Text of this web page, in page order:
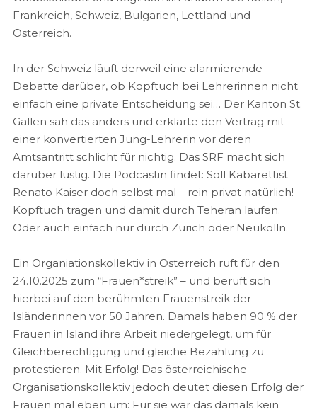
Frankreich, Schweiz, Bulgarien, Lettland und
Österreich.
In der Schweiz läuft derweil eine alarmierende
Debatte darüber, ob Kopftuch bei Lehrerinnen nicht
einfach eine private Entscheidung sei… Der Kanton St.
Gallen sah das anders und erklärte den Vertrag mit
einer konvertierten Jung-Lehrerin vor deren
Amtsantritt schlicht für nichtig. Das SRF macht sich
darüber lustig. Die Podcastin findet: Soll Kabarettist
Renato Kaiser doch selbst mal – rein privat natürlich! –
Kopftuch tragen und damit durch Teheran laufen.
Oder auch einfach nur durch Zürich oder Neukölln.
Ein Organiationskollektiv in Österreich ruft für den
24.10.2025 zum “Frauen*streik” – und beruft sich
hierbei auf den berühmten Frauenstreik der
Isländerinnen vor 50 Jahren. Damals haben 90 % der
Frauen in Island ihre Arbeit niedergelegt, um für
Gleichberechtigung und gleiche Bezahlung zu
protestieren. Mit Erfolg! Das österreichische
Organisationskollektiv jedoch deutet diesen Erfolg der
Frauen mal eben um: Für sie war das damals kein